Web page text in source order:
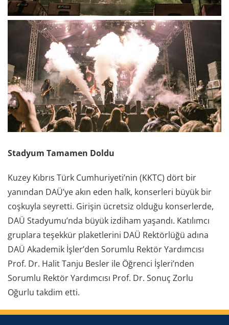
Stadyum Tamamen Doldu
Kuzey Kıbrıs Türk Cumhuriyeti’nin (KKTC) dört bir
yanından DAÜ’ye akın eden halk, konserleri büyük bir
coşkuyla seyretti. Girişin ücretsiz olduğu konserlerde,
DAÜ Stadyumu’nda büyük izdiham yaşandı. Katılımcı
gruplara teşekkür plaketlerini DAÜ Rektörlüğü adına
DAÜ Akademik İşler’den Sorumlu Rektör Yardımcısı
Prof. Dr. Halit Tanju Besler ile Öğrenci İşleri’nden
Sorumlu Rektör Yardımcısı Prof. Dr. Sonuç Zorlu
Oğurlu takdim etti.